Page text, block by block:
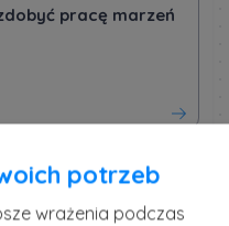
pracę marzeń
poszukiwanie
potrzeb
wrażenia podczas